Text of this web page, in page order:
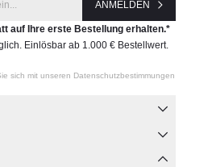
ANMELDEN
auf Ihre erste Bestellung erhalten.*
Einlösbar ab 1.000 € Bestellwert.
sich mit unseren Datenschutzbestimmungen